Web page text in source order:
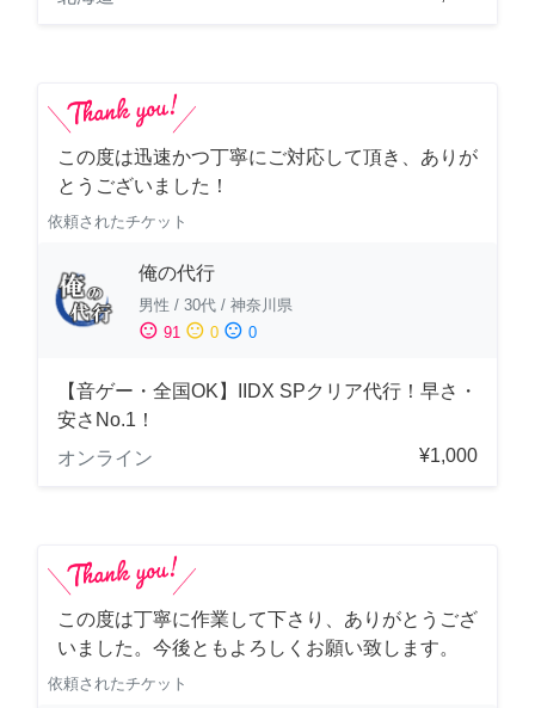
この度は迅速かつ丁寧にご対応して頂き、ありが
とうございました！
依頼されたチケット
俺の代行
男性 / 30代 / 神奈川県
sentiment_satisfied 91 sentiment_neutral 0 sentiment_dissatisfied 0
【音ゲー・全国OK】IIDX SPクリア代行！早さ・
安さNo.1！
オンライン
¥1,000
この度は丁寧に作業して下さり、ありがとうござ
いました。今後ともよろしくお願い致します。
依頼されたチケット